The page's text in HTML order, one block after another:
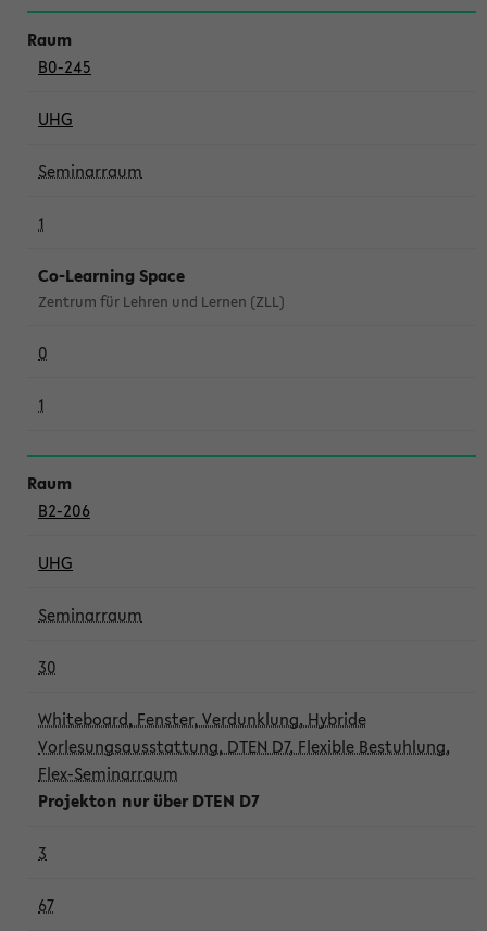
B0-245
UHG
Seminarraum
1
Co-Learning Space
Zentrum für Lehren und Lernen (ZLL)
0
1
B2-206
UHG
Seminarraum
30
Whiteboard, Fenster, Verdunklung, Hybride
Vorlesungsausstattung, DTEN D7, Flexible Bestuhlung,
Flex-Seminarraum
Projekton nur über DTEN D7
3
67